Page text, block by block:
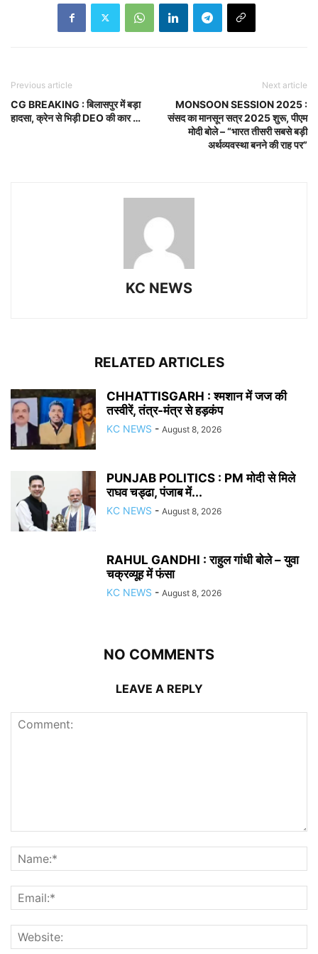
Previous article
CG BREAKING : बिलासपुर में बड़ा
हादसा, क्रेन से भिड़ी DEO की कार …
Next article
MONSOON SESSION 2025 :
संसद का मानसून सत्र 2025 शुरू, पीएम
मोदी बोले – “भारत तीसरी सबसे बड़ी
अर्थव्यवस्था बनने की राह पर”
KC NEWS
RELATED ARTICLES
CHHATTISGARH : श्मशान में जज की
तस्वीरें, तंत्र-मंत्र से हड़कंप
KC NEWS - August 8, 2026
PUNJAB POLITICS : PM मोदी से मिले
राघव चड्ढा, पंजाब में...
KC NEWS - August 8, 2026
RAHUL GANDHI : राहुल गांधी बोले – युवा
चक्रव्यूह में फंसा
KC NEWS - August 8, 2026
NO COMMENTS
LEAVE A REPLY